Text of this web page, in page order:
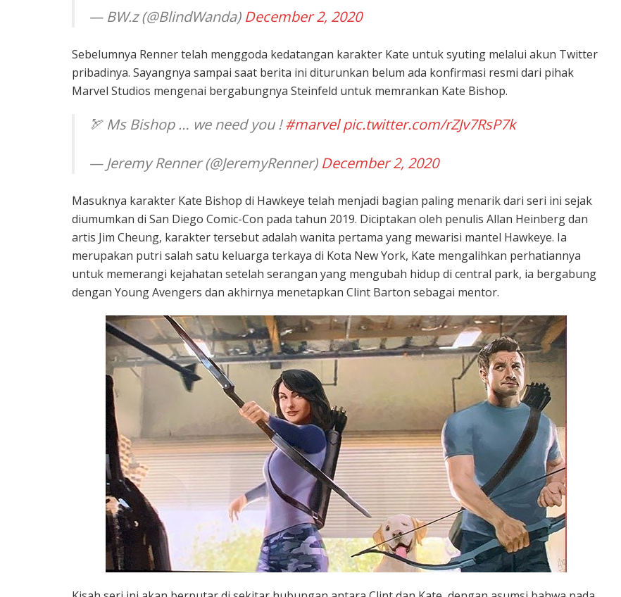
— BW.z (@BlindWanda) December 2, 2020
Sebelumnya Renner telah menggoda kedatangan karakter Kate untuk syuting melalui akun Twitter
pribadinya. Sayangnya sampai saat berita ini diturunkan belum ada konfirmasi resmi dari pihak
Marvel Studios mengenai bergabungnya Steinfeld untuk memrankan Kate Bishop.
🏹 Ms Bishop … we need you !#marvel pic.twitter.com/rZJv7RsP7k
— Jeremy Renner (@JeremyRenner) December 2, 2020
Masuknya karakter Kate Bishop di Hawkeye telah menjadi bagian paling menarik dari seri ini sejak
diumumkan di San Diego Comic-Con pada tahun 2019. Diciptakan oleh penulis Allan Heinberg dan
artis Jim Cheung, karakter tersebut adalah wanita pertama yang mewarisi mantel Hawkeye. Ia
merupakan putri salah satu keluarga terkaya di Kota New York, Kate mengalihkan perhatiannya
untuk memerangi kejahatan setelah serangan yang mengubah hidup di central park, ia bergabung
dengan Young Avengers dan akhirnya menetapkan Clint Barton sebagai mentor.